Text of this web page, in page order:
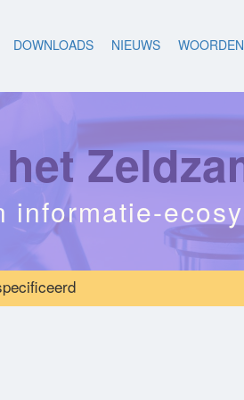
DOWNLOADS NIEUWS
informatie-